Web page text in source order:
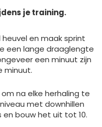
je training.
en maak sprint
een lange draaglengte
een minuut zijn
minuut.
na elke herhaling te
met downhillen
bouw het uit tot 10.